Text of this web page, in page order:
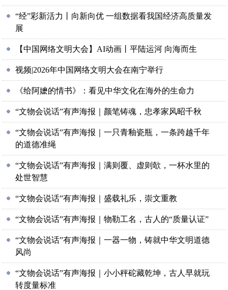
“经”彩新活力丨向新向优 一组数据看我国经济高质量发
展
【中国网络文明大会】AI动画丨平陆运河 向海而生
视频|2026年中国网络文明大会在南宁举行
《给阿嬷的情书》：看见中华文化在海外的生命力
“文物会说话”有声海报｜颜笔铸魂，忠孝家风昭千秋
“文物会说话”有声海报｜一只青釉瓷瓶，一条跨越千年
的道德准绳
“文物会说话”有声海报｜满则覆、虚则欹，一杯水里的
处世智慧
“文物会说话”有声海报｜盛载礼乐，崇文重教
“文物会说话”有声海报｜物勒工名，古人的“质量认证”
“文物会说话”有声海报｜一器一物，铸就中华文明道德
风尚
“文物会说话”有声海报｜小小秤砣藏乾坤，古人早就玩
转度量标准